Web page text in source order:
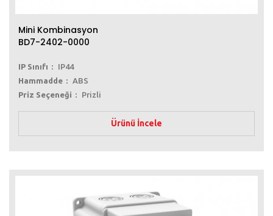
Mini Kombinasyon
BD7-2402-0000
IP Sınıfı
IP44
Hammadde
ABS
Priz Seçeneği
Prizli
Ürünü İncele